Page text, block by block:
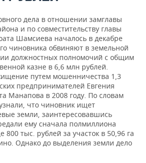
дела в отношении замглавы
и по совместительству главы
Шамсиева началось в декабре
чиновника обвиняют в земельной
должностных полномочий с общим
казне в 6,6 млн рублей.
путем мошенничества 1,3
предпринимателей Евгения
Манапова в 2008 году. По словам
что чиновник ищет
земли, заинтересовавшись
ему сначала полмиллиона
800 тыс. рублей за участок в 50,96 га
Однако до выделения земли дело